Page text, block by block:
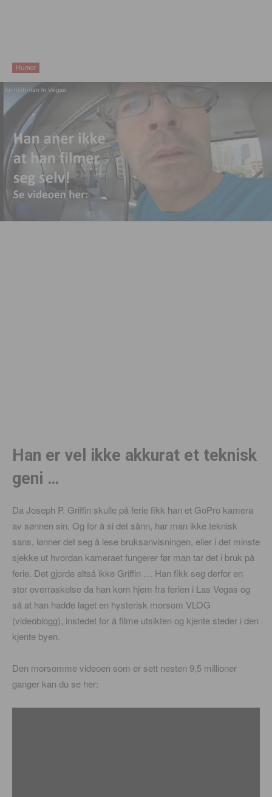
Humor
Han er vel ikke akkurat et teknisk
geni …
Da Joseph P. Griffin skulle på ferie fikk han et GoPro kamera
av sønnen sin. Og for å si det sånn, har man ikke teknisk
sans, lønner det seg å lese bruksanvisningen, eller i det minste
sjekke ut hvordan kameraet fungerer før man tar det i bruk på
ferie. Det gjorde altså ikke Griffin … Han fikk seg derfor en
stor overraskelse da han kom hjem fra ferien i Las Vegas og
så at han hadde laget en hysterisk morsom VLOG
(videoblogg), instedet for å filme utsikten og kjente steder i den
kjente byen.
Den morsomme videoen som er sett nesten 9,5 millioner
ganger kan du se her: